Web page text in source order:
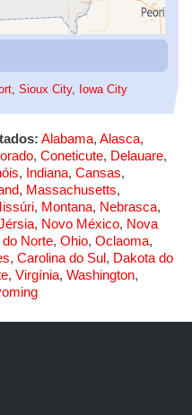
, Sioux City, Iowa City
Alabama, Alasca,
, Coneticute, Delauare,
, Indiana, Cansas,
, Massachusetts,
, Montana, Nebrasca,
, Novo México, Nova
Norte, Ohio, Oclaoma,
, Carolina do Sul, Dakota do
, Virgínia, Washington,